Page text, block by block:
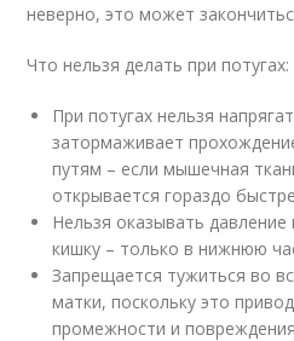
неверно, это может
Что нельзя делать при потугах:
При потугах нельзя
затормаживает
путям – если мышечная
открывается гораздо
Нельзя оказывать
кишку – только в нижнюю
Запрещается тужиться во
матки, поскольку это
промежности и